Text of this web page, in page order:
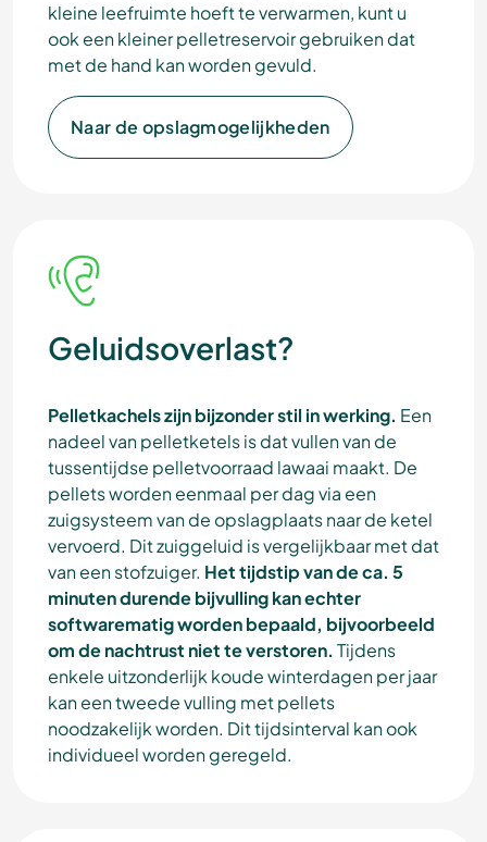
kleine leefruimte hoeft te verwarmen, kunt u
ook een kleiner pelletreservoir gebruiken dat
met de hand kan worden gevuld.
Naar de opslagmogelijkheden
Geluidsoverlast?
Pelletkachels zijn bijzonder stil in werking. Een
nadeel van pelletketels is dat vullen van de
tussentijdse pelletvoorraad lawaai maakt. De
pellets worden eenmaal per dag via een
zuigsysteem van de opslagplaats naar de ketel
vervoerd. Dit zuiggeluid is vergelijkbaar met dat
van een stofzuiger. Het tijdstip van de ca. 5
minuten durende bijvulling kan echter
softwarematig worden bepaald, bijvoorbeeld
om de nachtrust niet te verstoren. Tijdens
enkele uitzonderlijk koude winterdagen per jaar
kan een tweede vulling met pellets
noodzakelijk worden. Dit tijdsinterval kan ook
individueel worden geregeld.